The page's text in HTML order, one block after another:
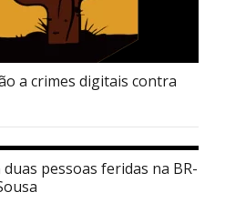
a crimes digitais contra
pessoas feridas na BR-